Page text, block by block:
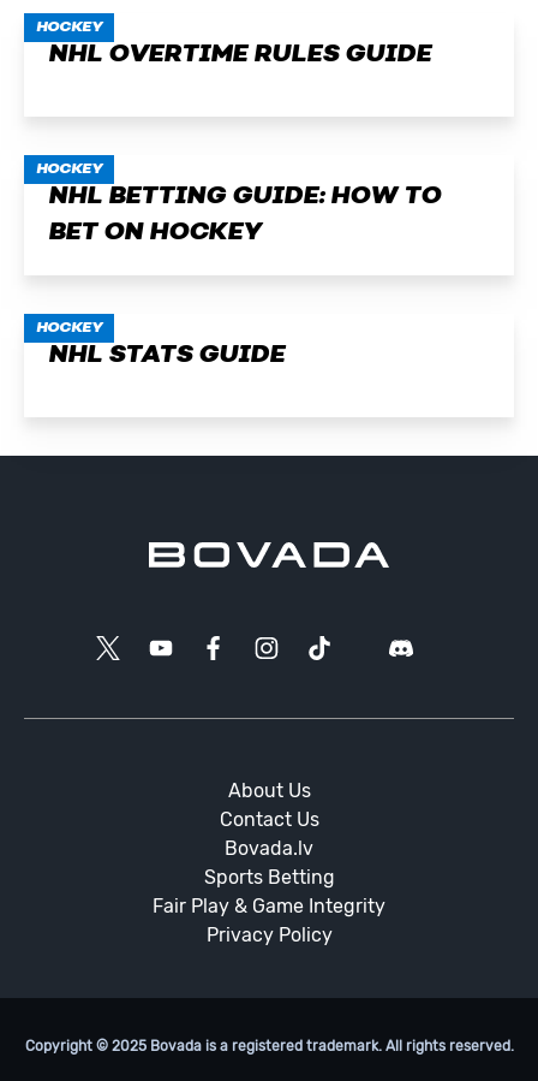
HOCKEY
NHL OVERTIME RULES GUIDE
HOCKEY
NHL BETTING GUIDE: HOW TO
BET ON HOCKEY
HOCKEY
NHL STATS GUIDE
About Us
Contact Us
Bovada.lv
Sports Betting
Fair Play & Game Integrity
Privacy Policy
Copyright © 2025 Bovada is a registered trademark. All rights reserved.